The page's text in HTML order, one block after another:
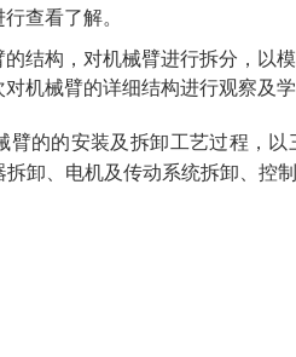
查看了解。
的结构，对机械臂进行拆分，以
机械臂的详细结构进行观察及
臂的的安装及拆卸工艺过程，
卸、电机及传动系统拆卸、控